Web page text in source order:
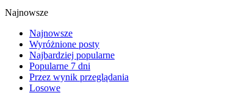
Najnowsze
Najnowsze
Wyróżnione posty
Najbardziej popularne
Popularne 7 dni
Przez wynik przeglądania
Losowe